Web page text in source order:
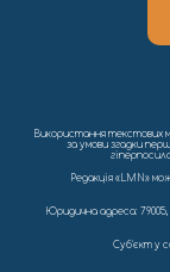
Використання текстових
за умови згадки
Редакція «LMN»
Юридична адреса: 79005,
Cуб'єкт у